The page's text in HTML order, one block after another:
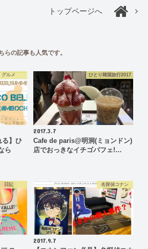
トップページへ
らの記事も人気です。
グルメ
る】ひ
ら
ひとり韓国旅行2017
2017.3.7
Cafe de paris@明洞(ミョンドン)
店でおっきなイチゴパフェ!…
日記 名探偵コナン
2017.9.7